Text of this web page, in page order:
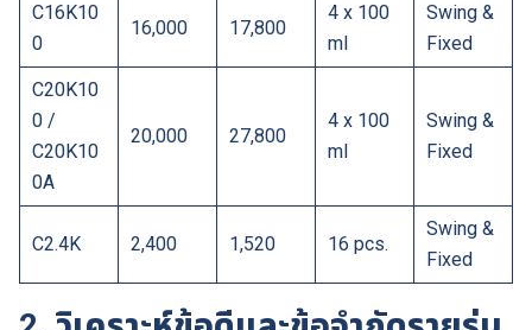
C16K10
0
16,000 17,800
4 x 100
ml
Swing &
Fixed
C20K10
0 /
C20K10
0A
20,000 27,800
4 x 100
ml
Swing &
Fixed
C2.4K 2,400 1,520 16 pcs.
Swing &
Fixed